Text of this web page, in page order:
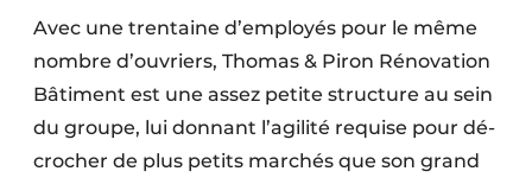
Avec une trentaine d’employés pour le même
nombre d’ouvriers, Thomas & Piron Rénovation
Bâtiment est une assez petite structure au sein
du groupe, lui donnant l’agilité requise pour dé­
crocher de plus petits marchés que son grand